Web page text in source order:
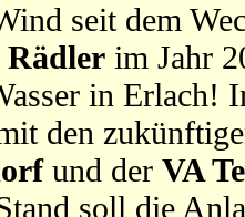
seit dem
Rädler im Jahr
in Erlach!
den
und der VA
soll die